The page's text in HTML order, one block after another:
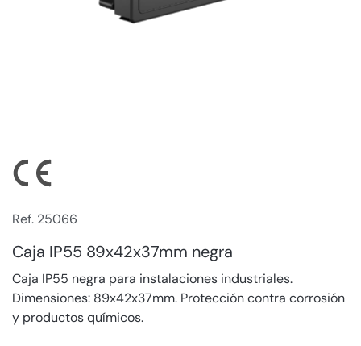
Ref. 25066
Caja IP55 89x42x37mm negra
Caja IP55 negra para instalaciones industriales.
Dimensiones: 89x42x37mm. Protección contra corrosión
y productos químicos.